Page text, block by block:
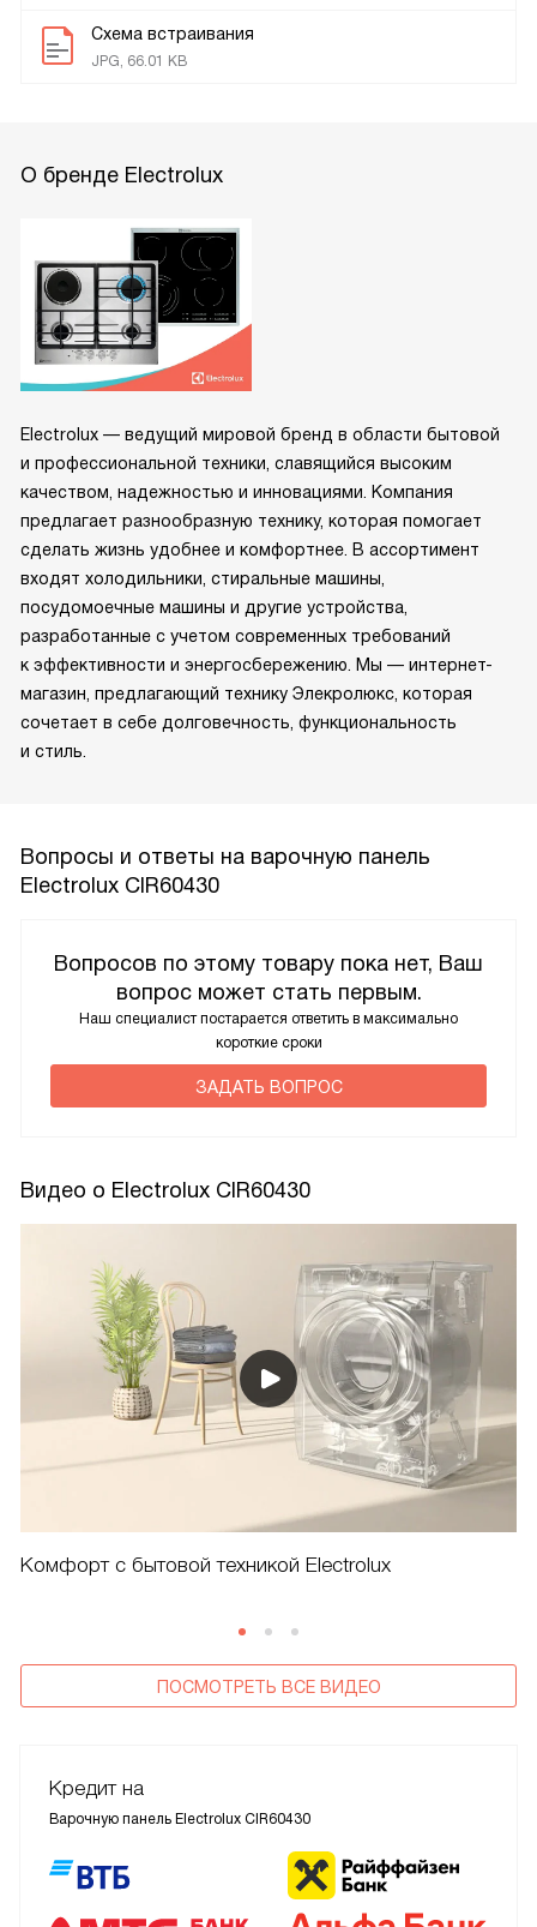
Схема встраивания
JPG, 66.01 KB
О бренде Electrolux
Electrolux — ведущий мировой бренд в области бытовой
и профессиональной техники, славящийся высоким
качеством, надежностью и инновациями. Компания
предлагает разнообразную технику, которая помогает
сделать жизнь удобнее и комфортнее. В ассортимент
входят холодильники, стиральные машины,
посудомоечные машины и другие устройства,
разработанные с учетом современных требований
к эффективности и энергосбережению. Мы — интернет-
магазин, предлагающий технику Элекролюкс, которая
сочетает в себе долговечность, функциональность
и стиль.
Вопросы и ответы на варочную панель
Electrolux CIR60430
Вопросов по этому товару пока нет, Ваш
вопрос может стать первым.
Наш специалист постарается ответить в максимально
короткие сроки
ЗАДАТЬ ВОПРОС
Видео о Electrolux CIR60430
Комфорт с бытовой техникой Electrolux
ПОСМОТРЕТЬ ВСЕ ВИДЕО
Кредит на
Варочную панель Electrolux CIR60430